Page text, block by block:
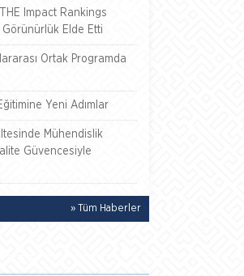
THE Impact Rankings
Elde Etti
Ortak Programda
Yeni Adımlar
Mühendislik
Güvencesiyle
» Tüm Haberler